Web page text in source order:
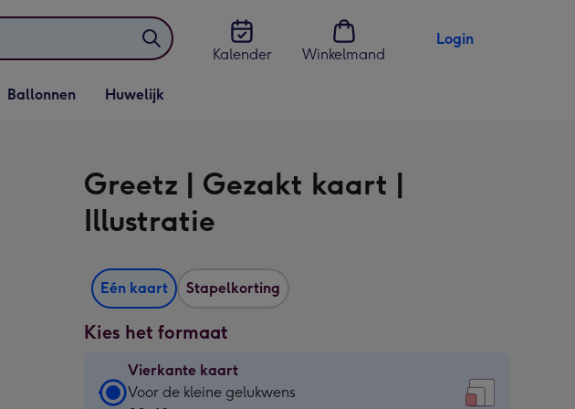
Kalender
Winkelmand
Login
Vervolgkeuzelijst
Ballonnen openen
Ballonnen
Vervolgkeuzelijst
Huwelijk openen
Huwelijk
Greetz | Gezakt kaart |
Illustratie
Eén kaart Stapelkorting
Kies het formaat
Vierkante kaart
Vierkante
Voor de kleine gelukwens